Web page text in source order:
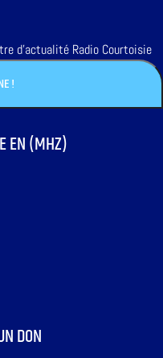
d'actualité Radio Courtoisie
EN (MHZ)
DON